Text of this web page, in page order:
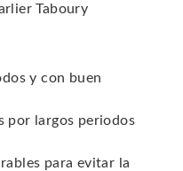
Taboury
y con buen
por largos periodos
para evitar la